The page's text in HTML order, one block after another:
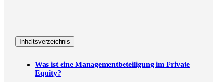
Inhaltsverzeichnis
Was ist eine Managementbeteiligung im Private
Equity?